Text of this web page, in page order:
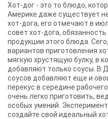
Хот-дог - это то блюдо,
Америке даже существует
хот-дога, его отмечают в
совет хот-дога,
продукции этого блюда.
вариантов приготовления
мягкую хрустящую булку, в
добавляют только соусы. В
соусов добавляют еще и
перекус в середине
очень легко приготовить,
особых умений.
создайте свой идеальный